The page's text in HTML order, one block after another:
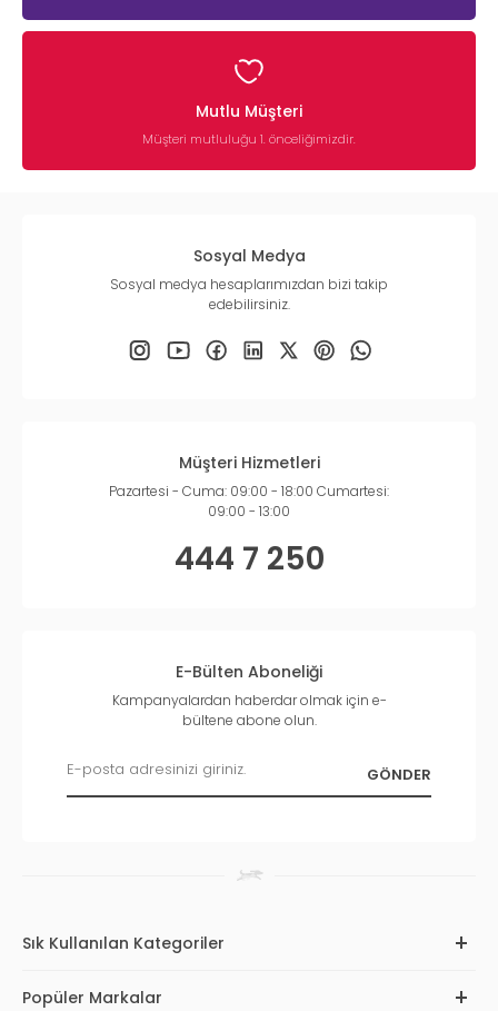
Mutlu Müşteri
Müşteri mutluluğu 1. önceliğimizdir.
Sosyal Medya
Sosyal medya hesaplarımızdan bizi takip
edebilirsiniz.
Müşteri Hizmetleri
Pazartesi - Cuma: 09:00 - 18:00 Cumartesi:
09:00 - 13:00
444 7 250
E-Bülten Aboneliği
Kampanyalardan haberdar olmak için e-
bültene abone olun.
Sık Kullanılan Kategoriler
Popüler Markalar